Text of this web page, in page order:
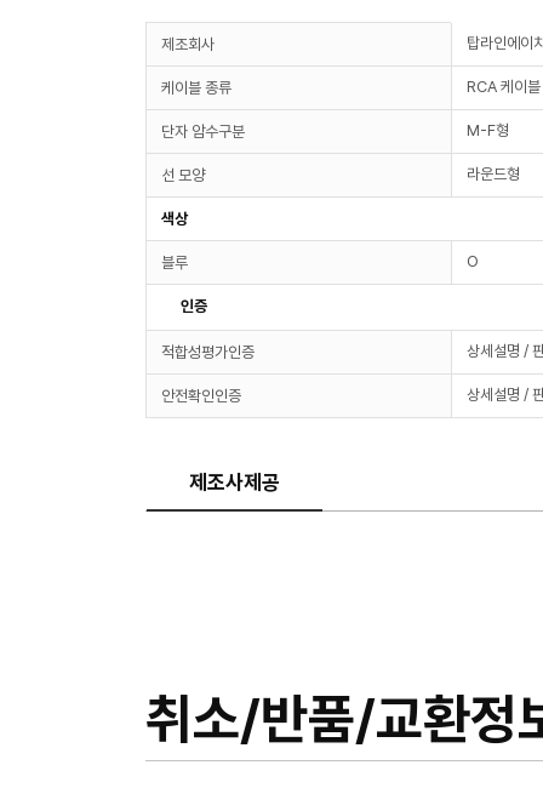
제조회사 탑라인에이
케이블 종류 RCA 케이블
단자 암수구분 M-F형
선 모양 라운드형
색상
블루 O
인증
적합성평가인증 상세설명 /
안전확인인증 상세설명 /
제조사제공
취소/반품/교환정